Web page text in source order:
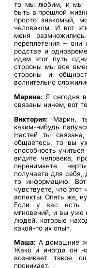
то мы любим, и мы
быть в прошлой
просто знакомый,
человеком. И вот
меня
переплетения –
родстве и
идем этот путь
стороны мы все
стороны и
волнительно
Марина: Я сегодня
связаны ничем, вот
Виктория: Марин,
каким-нибудь
Настей ты
общаетесь, то вы
способность
видите человека,
перенимаете
получаете для себя,
то информацию.
чувствуете, что
аспекты. Опять же,
Если у вас есть
мгновений, и вы уже
людей, которые
какой-то их опыт.
Маша: А домашние
Жако и иногда он
возникает такое
проникает.